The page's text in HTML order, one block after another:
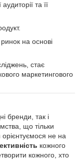
та її
на основі
стає
маркетингового
бренди, так і
що тільки
орієнтуємося не на
кожного
кожного, хто